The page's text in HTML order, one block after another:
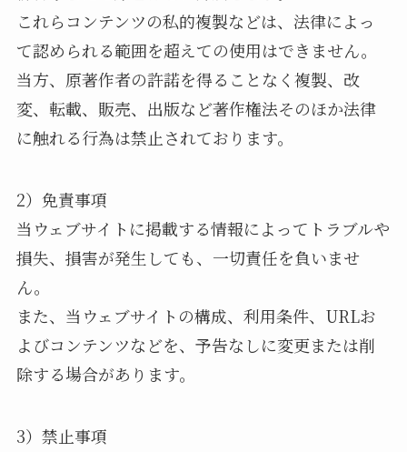
これらコンテンツの私的複製などは、法律によっ
て認められる範囲を超えての使用はできません。
当方、原著作者の許諾を得ることなく複製、改
変、転載、販売、出版など著作権法そのほか法律
に触れる行為は禁止されております。
2）免責事項
当ウェブサイトに掲載する情報によってトラブルや
損失、損害が発生しても、一切責任を負いませ
ん。
また、当ウェブサイトの構成、利用条件、URLお
よびコンテンツなどを、予告なしに変更または削
除する場合があります。
3）禁止事項